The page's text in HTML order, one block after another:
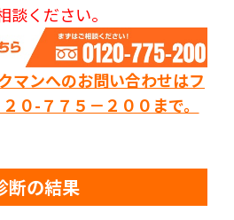
談ください。
マンへのお問い合わせはフ
０-７７５－２００まで。
断の結果